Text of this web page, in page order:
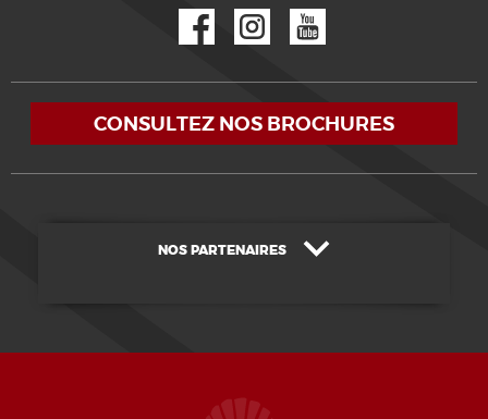
CONSULTEZ NOS BROCHURES
NOS PARTENAIRES